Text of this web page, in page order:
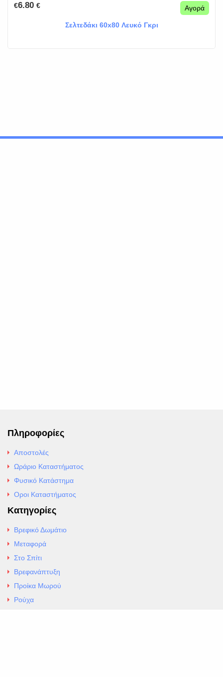
€6.80 € Αγορά
Σελτεδάκι 60x80 Λευκό Γκρι
Πληροφορίες
Αποστολές
Ωράριο Καταστήματος
Φυσικό Κατάστημα
Οροι Καταστήματος
Κατηγορίες
Βρεφικό Δωμάτιο
Μεταφορά
Στο Σπίτι
Βρεφανάπτυξη
Προίκα Μωρού
Ρούχα